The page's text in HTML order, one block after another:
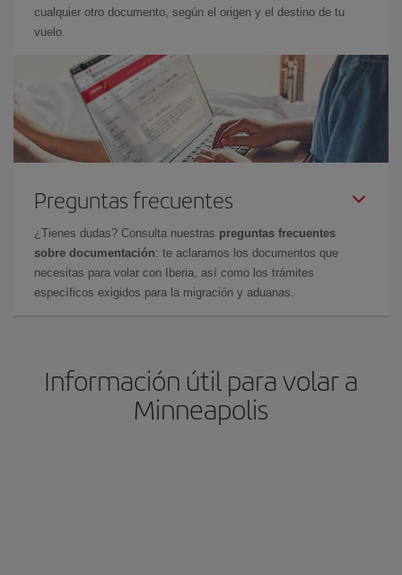
cualquier otro documento, según el origen y el destino de tu
vuelo.
Preguntas frecuentes
¿Tienes dudas? Consulta nuestras preguntas frecuentes
sobre documentación: te aclaramos los documentos que
necesitas para volar con Iberia, así como los trámites
específicos exigidos para la migración y aduanas.
Información útil para volar a
Minneapolis